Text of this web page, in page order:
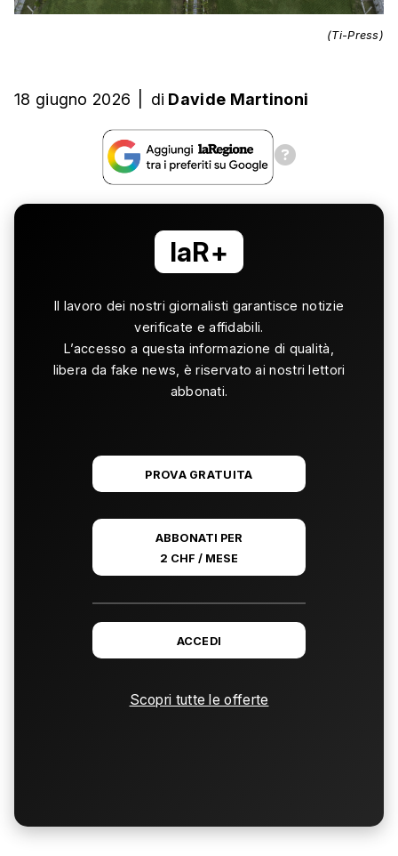
(Ti-Press)
18 giugno 2026 di Davide Martinoni
laR+
Il lavoro dei nostri giornalisti garantisce notizie
verificate e affidabili.
L’accesso a questa informazione di qualità,
libera da fake news, è riservato ai nostri lettori
abbonati.
PROVA GRATUITA
ABBONATI PER
2 CHF / MESE
ACCEDI
Scopri tutte le offerte